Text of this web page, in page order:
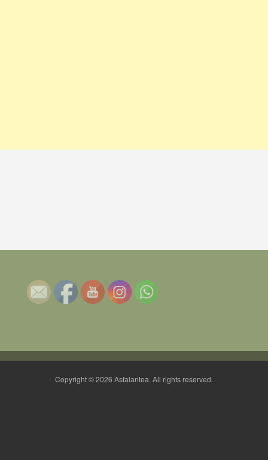
Copyright © 2026 Asfalantea. All rights reserved.